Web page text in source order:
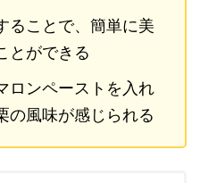
ることで、簡単に美
とができる
ロンペーストを入れ
の風味が感じられる